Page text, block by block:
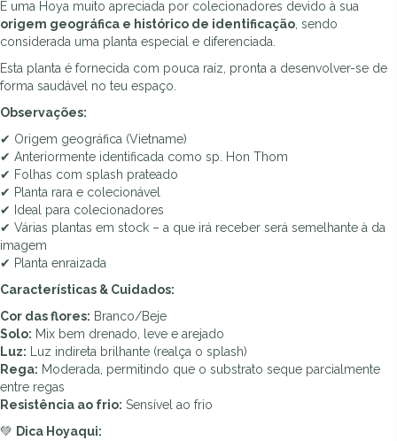
v
e
:
É uma Hoya muito apreciada por colecionadores devido à sua
origem geográfica e histórico de identificação, sendo
considerada uma planta especial e diferenciada.
Esta planta é fornecida com pouca raíz, pronta a desenvolver-se de
forma saudável no teu espaço.
Observações:
✔ Origem geográfica (Vietname)
✔ Anteriormente identificada como sp. Hon Thom
✔ Folhas com splash prateado
✔ Planta rara e colecionável
✔ Ideal para colecionadores
✔ Várias plantas em stock – a que irá receber será semelhante à da
imagem
✔ Planta enraizada
Características & Cuidados:
Cor das flores: Branco/Beje
Solo: Mix bem drenado, leve e arejado
Luz: Luz indireta brilhante (realça o splash)
Rega: Moderada, permitindo que o substrato seque parcialmente
entre regas
Resistência ao frio: Sensível ao frio
💚 Dica Hoyaqui: